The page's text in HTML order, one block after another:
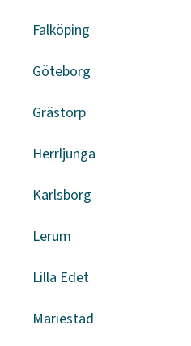
Falköping
Göteborg
Grästorp
Herrljunga
Karlsborg
Lerum
Lilla Edet
Mariestad